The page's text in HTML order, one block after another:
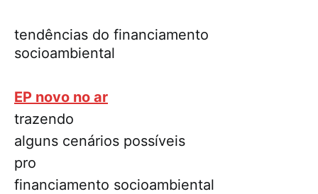
tendências do financiamento
socioambiental
EP novo no ar
trazendo
alguns cenários possíveis
pro
financiamento socioambiental